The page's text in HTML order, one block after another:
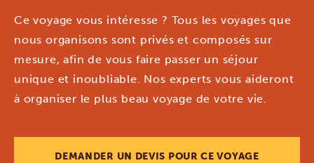
Ce voyage vous intéresse ? Tous les voyages que
nous organisons sont privés et composés sur
mesure, afin de vous faire passer un séjour
unique et inoubliable. Nos experts vous aideront
à organiser le plus beau voyage de votre vie.
DEMANDER UN DEVIS POUR CE VOYAGE